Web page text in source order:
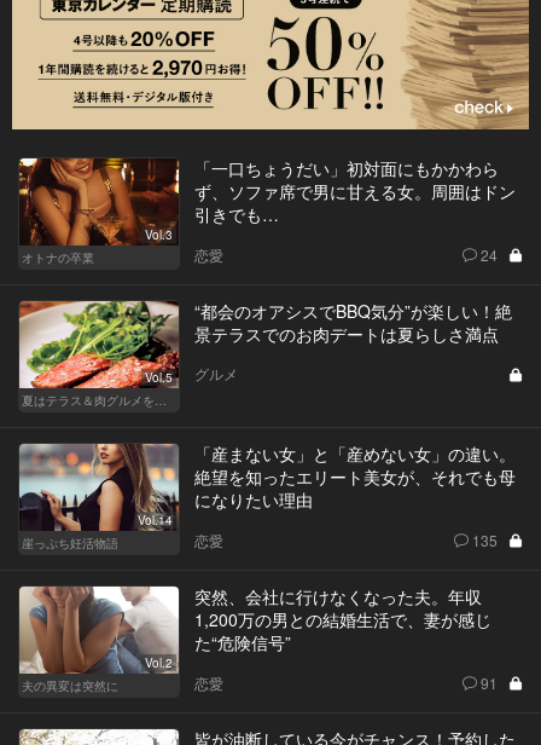
Vol.3
オトナの卒業
「一口ちょうだい」初対面にもかかわら
ず、ソファ席で男に甘える女。周囲はドン
引きでも…
恋愛 24
Vol.5
夏はテラス＆肉グルメを開放的に楽しもう
“都会のオアシスでBBQ気分”が楽しい！絶
景テラスでのお肉デートは夏らしさ満点
グルメ
Vol.14
崖っぷち妊活物語
「産まない女」と「産めない女」の違い。
絶望を知ったエリート美女が、それでも母
になりたい理由
恋愛 135
Vol.2
夫の異変は突然に
突然、会社に行けなくなった夫。年収
1,200万の男との結婚生活で、妻が感じ
た“危険信号”
恋愛 91
皆が油断している今がチャンス！予約した